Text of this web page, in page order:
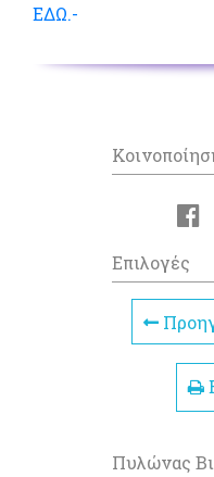
ΕΔΩ.-
Επιλογές
Πυλώνας